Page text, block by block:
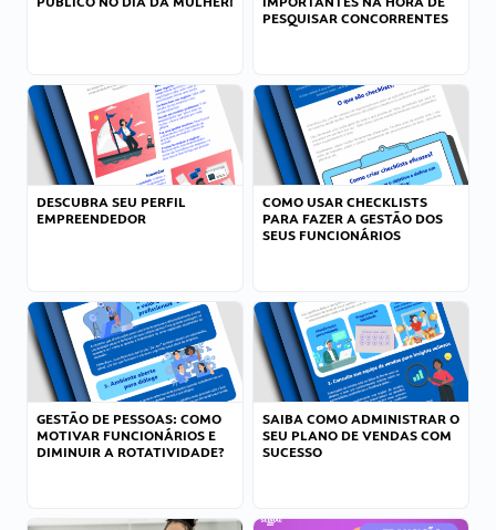
PESQUISAR CONCORRENTES
DESCUBRA SEU PERFIL
EMPREENDEDOR
COMO USAR CHECKLISTS
PARA FAZER A GESTÃO DOS
SEUS FUNCIONÁRIOS
GESTÃO DE PESSOAS: COMO
MOTIVAR FUNCIONÁRIOS E
DIMINUIR A ROTATIVIDADE?
SAIBA COMO ADMINISTRAR O
SEU PLANO DE VENDAS COM
SUCESSO